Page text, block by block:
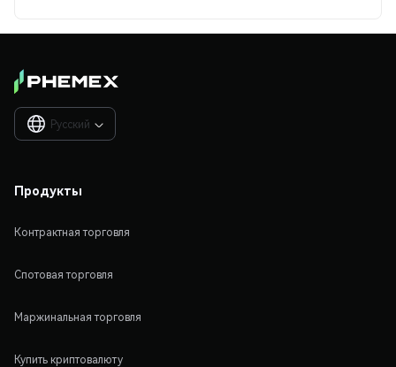
Русский 
Продукты
Контрактная торговля
Спотовая торговля
Маржинальная торговля
Купить криптовалюту